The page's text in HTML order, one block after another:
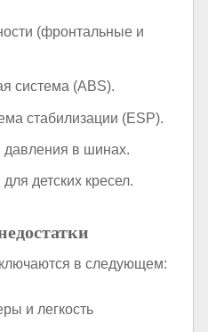
(фронтальные и
система (ABS).
стабилизации (ESP).
давления в шинах.
детских кресел.
в следующем:
и легкость